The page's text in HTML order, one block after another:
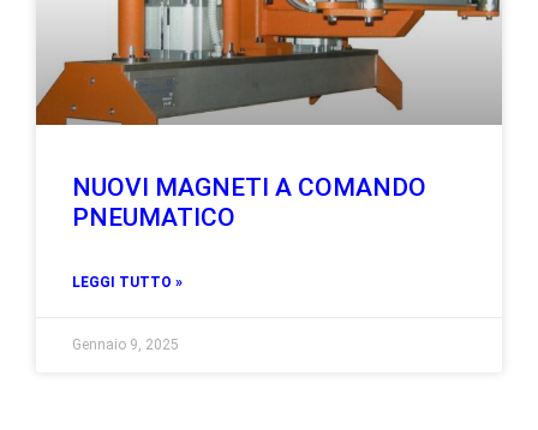
NUOVI MAGNETI A COMANDO
PNEUMATICO
LEGGI TUTTO »
Gennaio 9, 2025